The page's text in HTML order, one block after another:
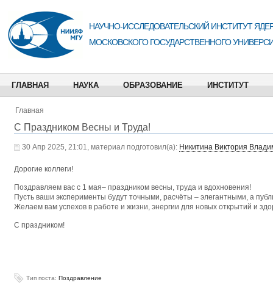
НАУЧНО-ИССЛЕДОВАТЕЛЬСКИЙ ИНСТИТУТ
МОСКОВСКОГО ГОСУДАРСТВЕННОГО
ГЛАВНАЯ НАУКА ОБРАЗОВАНИЕ ИНСТИТУТ
Главная
С Праздником Весны и Труда!
30 Апр 2025, 21:01, материал подготовил(а): Никитина Виктория
Дорогие коллеги!
Поздравляем вас с 1 мая– праздником весны, труда и вдохновения!
Пусть ваши эксперименты будут точными, расчёты – элегантными, а
Желаем вам успехов в работе и жизни, энергии для новых открытий и
С праздником!
Тип поста: Поздравление